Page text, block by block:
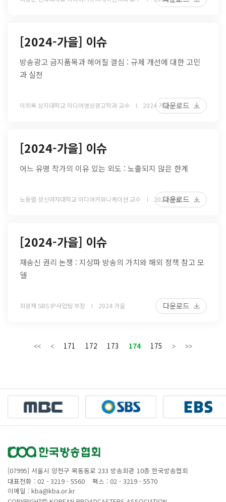
[2024-가을] 이슈
방송광고 금지품목과 헤어질 결심 : 규제 개선에 대한 고민
과 실천
이희복 상지대학교 미디어영상광고학과 교수 2024 가을다운로드
[2024-가을] 이슈
어느 유명 작가의 이유 있는 외도 : 노출되지 않은 한계
노동렬 성신여자대학교 미디어커뮤니케이션 교수 2024 가을
다운로드
[2024-가을] 이슈
재송신 권리 논쟁 : 지상파 방송의 가치와 해외 정책 참고 모
델
최광재 SBS IP사업팀 부장 2024 가을 다운로드
171 172 173 174 175
[07995] 서울시 양천구 목동동로 233 방송회관 10층 한국방송협회
대표전화 : 02 - 3219 - 5560
팩스 : 02 - 3219 - 5570
이메일 : kba@kba.or.kr